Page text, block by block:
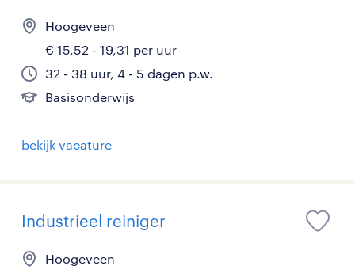
Hoogeveen
€ 15,52 - 19,31 per uur
32 - 38 uur, 4 - 5 dagen p.w.
Basisonderwijs
bekijk vacature
Industrieel reiniger
Hoogeveen